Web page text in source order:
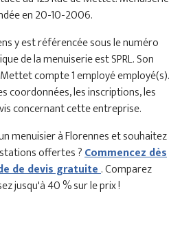
en 20-10-2006.
y est référencée sous le numéro
de la menuiserie est SPRL. Son
compte 1 employé employé(s).
coordonnées, les inscriptions, les
concernant cette entreprise.
menuisier à Florennes et souhaitez
offertes ?Commencez dès
de devis gratuite. Comparez
jusqu'à 40 % sur le prix !